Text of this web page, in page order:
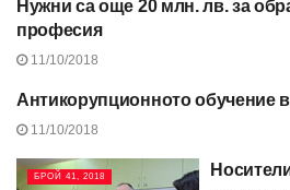
БРОЙ 41, 2018
Нужни са още 20 млн. лв. за
професия
11/10/2018
БРОЙ 41, 2018
Антикорупционното обучение
11/10/2018
БРОЙ 41, 2018